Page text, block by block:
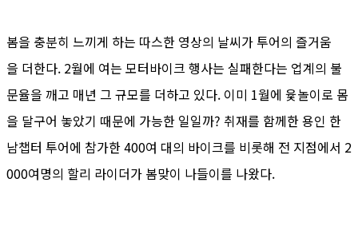
봄을 충분히 느끼게 하는 따스한 영상의 날씨가 투어의 즐거움
을 더한다. 2월에 여는 모터바이크 행사는 실패한다는 업계의 불
문율을 깨고 매년 그 규모를 더하고 있다. 이미 1월에 윷놀이로 몸
을 달구어 놓았기 때문에 가능한 일일까? 취재를 함께한 용인 한
남챕터 투어에 참가한 400여 대의 바이크를 비롯해 전 지점에서 2
000여명의 할리 라이더가 봄맞이 나들이를 나왔다.